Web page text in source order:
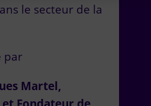
le secteur de la
par
Martel,